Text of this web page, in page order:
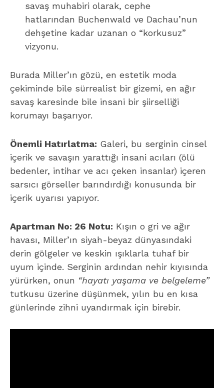
savaş muhabiri olarak, cephe
hatlarından Buchenwald ve Dachau’nun
dehşetine kadar uzanan o “korkusuz”
vizyonu.
Burada Miller’ın gözü, en estetik moda
çekiminde bile sürrealist bir gizemi, en ağır
savaş karesinde bile insani bir şiirselliği
korumayı başarıyor.
Önemli Hatırlatma: Galeri, bu serginin cinsel
içerik ve savaşın yarattığı insani acıları (ölü
bedenler, intihar ve acı çeken insanlar) içeren
sarsıcı görseller barındırdığı konusunda bir
içerik uyarısı yapıyor.
Apartman No: 26 Notu: Kışın o gri ve ağır
havası, Miller’ın siyah-beyaz dünyasındaki
derin gölgeler ve keskin ışıklarla tuhaf bir
uyum içinde. Serginin ardından nehir kıyısında
yürürken, onun “hayatı yaşama ve belgeleme”
tutkusu üzerine düşünmek, yılın bu en kısa
günlerinde zihni uyandırmak için birebir.